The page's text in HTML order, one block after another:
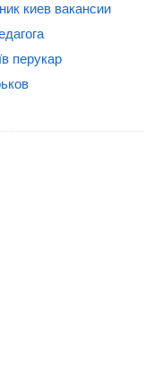
киев вакансии
перукар